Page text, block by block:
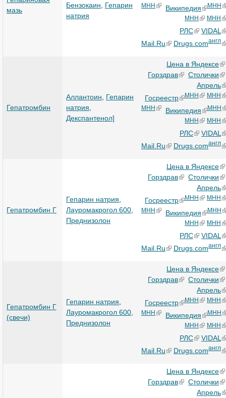
мазь
Бензокаин
Гепарин
натрия
МНН Википедия
МНН
МНН
МНН
РЛС
VIDAL
Mail.Ru
Drugs.comангл
Гепатромбин
Аллантоин
Гепарин
натрия
Декспантенол]
Цена в Яндексе
Горздрав
Столички
Апрель
Госреестр
МНН
МНН
МНН
Википедия
МНН
МНН
МНН
РЛС
VIDAL
Mail.Ru
Drugs.comангл
Гепатромбин Г
Гепарин натрия
Лауромакрогол 600
Преднизолон
Цена в Яндексе
Горздрав
Столички
Апрель
Госреестр
МНН
МНН
МНН
Википедия
МНН
МНН
МНН
РЛС
VIDAL
Mail.Ru
Drugs.comангл
Гепатромбин Г
(свечи)
Гепарин натрия
Лауромакрогол 600
Преднизолон
Цена в Яндексе
Горздрав
Столички
Апрель
Госреестр
МНН
МНН
МНН
Википедия
МНН
МНН
МНН
РЛС
VIDAL
Mail.Ru
Drugs.comангл
Цена в Яндексе
Горздрав
Столички
Апрель